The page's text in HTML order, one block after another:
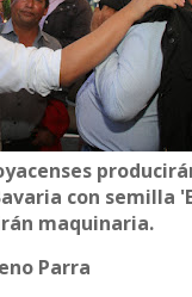
con semilla
maquinaria.
Parra